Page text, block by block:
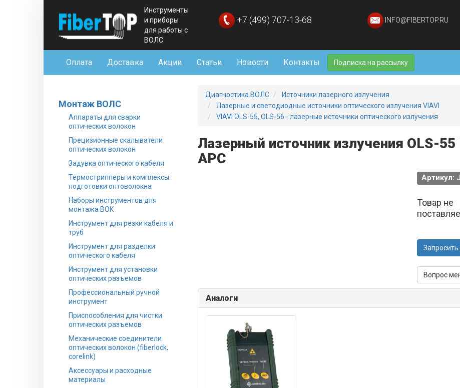
Инструменты
и приборы
для работы с
ВОЛС
+7 (499) 707-13-68 INFO@FIBERTOP.RU
Оплата Доставка Акции Статьи Новости Контакты Подписка на рассылку
Монтаж ВОЛС
Аппараты для сварки
оптических волокон
Прецизионные скалыватели
оптических волокон
Задувка оптического кабеля
Термострипперы и комплексы
подготовки оптоволокна
Наборы инструментов для
монтажа ВОК
Инструмент для резки кабеля и
труб
Инструмент для разделки
оптического кабеля
Инструмент для установки
оптических разъемов
Профессиональный ручной
инструмент
Приспособления для чистки
оптических разъемов
Механические соединители
оптических волокон (fiberlock,
corelink)
Аксессуары и расходные
материалы
Диагностика ВОЛС
Источники лазерного излучения
Лазерные и светодиодные источники оптического излучения VIAVI
VIAVI OLS-55, OLS-56 - лазерные источники оптического излучения
Лазерный источник излучения OLS-
APC
Артикул:
Товар не
Запросить
Вопрос
Аналоги